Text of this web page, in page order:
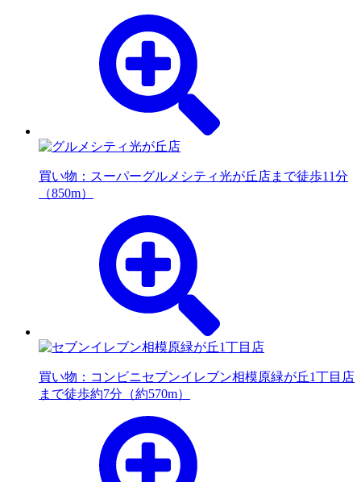
買い物：スーパーグルメシティ光が丘店まで徒歩11分
（850m）
買い物：コンビニセブンイレブン相模原緑が丘1丁目店
まで徒歩約7分（約570m）